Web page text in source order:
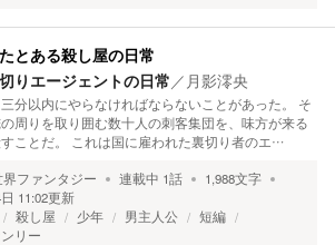
とある殺し屋の日常
りエージェントの日常／ 月影澪央
分以内にやらなければならないことがあった。 そ
周りを取り囲む数十人の刺客集団を、味方が来る
ことだ。 これは国に雇われた裏切り者のエ…
ファンタジー 連載中 1話 1,988文字
11:02更新
殺し屋 少年 男主人公
短編
リー